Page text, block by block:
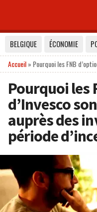
BELGIQUE ÉCONOMIE
Accueil» Pourquoi les FNB
Pourquoi les
d’Invesco
auprès des
période